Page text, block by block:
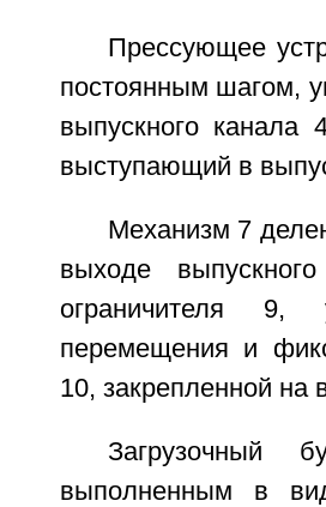
Прессующее
постоянным шагом,
выпускного
выступающий в
Механизм 7
выходе
ограничителя 9,
перемещения и
10, закрепленной на
Загрузочный
выполненным в